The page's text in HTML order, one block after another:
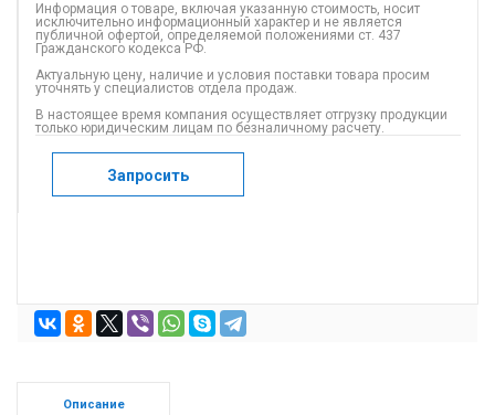
Информация о товаре, включая указанную стоимость, носит
исключительно информационный характер и не является
публичной офертой, определяемой положениями ст. 437
Гражданского кодекса РФ.
Актуальную цену, наличие и условия поставки товара просим
уточнять у специалистов отдела продаж.
В настоящее время компания осуществляет отгрузку продукции
только юридическим лицам по безналичному расчету.
Запросить
Описание